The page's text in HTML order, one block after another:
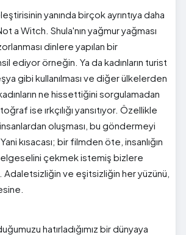
yanında birçok ayrıntıya daha
a Witch. Shula'nın yağmur yağması
dinlere yapılan bir
ediyor örneğin. Ya da kadınların turist
gibi kullanılması ve diğer ülkelerden
ne hissettiğini sorgulamadan
ise ırkçılığı yansıtıyor. Özellikle
oluşması, bu göndermeyi
kısacası; bir filmden öte, insanlığın
çekmek istemiş bizlere
ve eşitsizliğin her yüzünü,
hatırladığımız bir dünyaya